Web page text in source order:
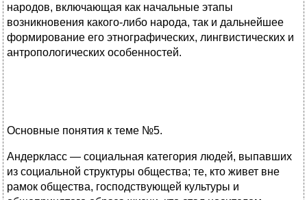
народов, включающая как начальные этапы
возникновения какого-либо народа, так и дальнейшее
формирование его этнографических, лингвистических и
антропологических особенностей.
Основные понятия к теме №5.
Андеркласс — социальная категория людей, выпавших
из социальной структуры общества; те, кто живет вне
рамок общества, господствующей культуры и